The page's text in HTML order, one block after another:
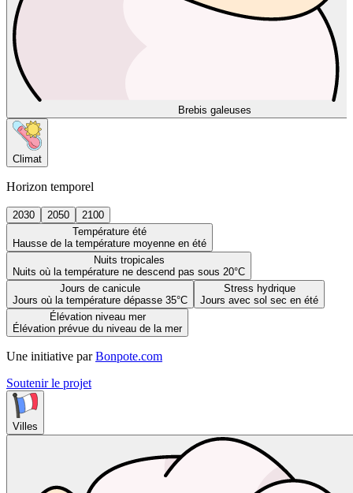
Brebis galeuses
Climat
Horizon temporel
2030 2050
2100
Température été
Hausse de la température moyenne en été
Nuits tropicales
Nuits où la température ne descend pas sous 20°C
Jours de canicule
Jours où la température dépasse 35°C
Stress hydrique
Jours avec sol sec en été
Élévation niveau mer
Élévation prévue du niveau de la mer
Une initiative par Bonpote.com
Soutenir le projet
Villes